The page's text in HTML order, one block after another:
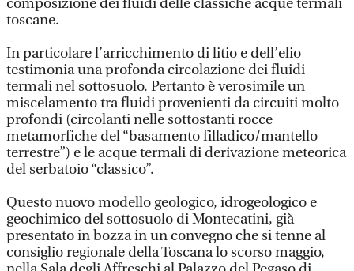
composizione dei fluidi delle classiche acque termali
toscane.
In particolare l’arricchimento di litio e dell’elio
testimonia una profonda circolazione dei fluidi
termali nel sottosuolo. Pertanto è verosimile un
miscelamento tra fluidi provenienti da circuiti molto
profondi (circolanti nelle sottostanti rocce
metamorfiche del “basamento filladico/mantello
terrestre”) e le acque termali di derivazione meteorica
del serbatoio “classico”.
Questo nuovo modello geologico, idrogeologico e
geochimico del sottosuolo di Montecatini, già
presentato in bozza in un convegno che si tenne al
consiglio regionale della Toscana lo scorso maggio,